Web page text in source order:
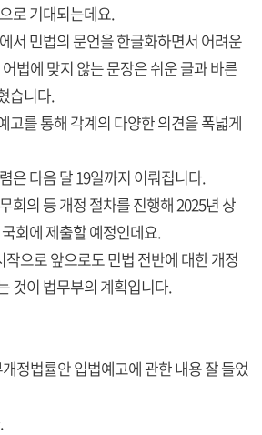
로 기대되는데요.
서 민법의 문언을 한글화하면서 어려운
법에 맞지 않는 문장은 쉬운 글과 바른
습니다.
고를 통해 각계의 다양한 의견을 폭넓게
은 다음 달 19일까지 이뤄집니다.
회의 등 개정 절차를 진행해 2025년 상
회에 제출할 예정인데요.
으로 앞으로도 민법 전반에 대한 개정
것이 법무부의 계획입니다.
정법률안 입법예고에 관한 내용 잘 들었